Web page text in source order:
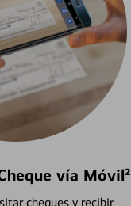
vía Móvil²
cheques y recibir